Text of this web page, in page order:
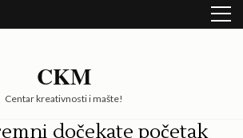
CKM
Centar kreativnosti i mašte!
dočekate početak